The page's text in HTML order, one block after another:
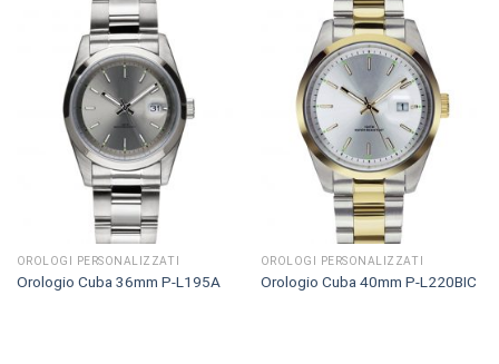
OROLOGI PERSONALIZZATI
Orologio Cuba 36mm P-L195A
OROLOGI PERSONALIZZATI
Orologio Cuba 40mm P-L220BIC